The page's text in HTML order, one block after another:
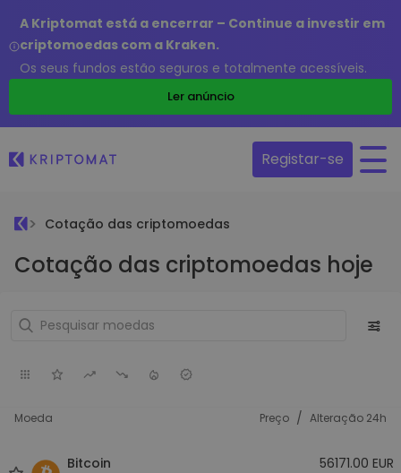
A Kriptomat está a encerrar – Continue a investir em
criptomoedas com a Kraken.
Os seus fundos estão seguros e totalmente acessíveis.
Ler anúncio
Registar-se
Cotação das criptomoedas
Cotação das criptomoedas hoje
Moeda Preço / Alteração 24h
Bitcoin
56171.00 EUR